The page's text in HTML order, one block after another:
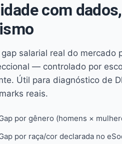
com
salarial real do mercado
— controlado por
Útil para diagnóstico de
reais.
por gênero (homens ×
por raça/cor declarada no